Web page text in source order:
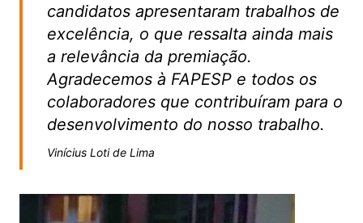
candidatos apresentaram trabalhos de
excelência, o que ressalta ainda mais
a relevância da premiação.
Agradecemos à FAPESP e todos os
colaboradores que contribuíram para o
desenvolvimento do nosso trabalho.
Vinícius Loti de Lima